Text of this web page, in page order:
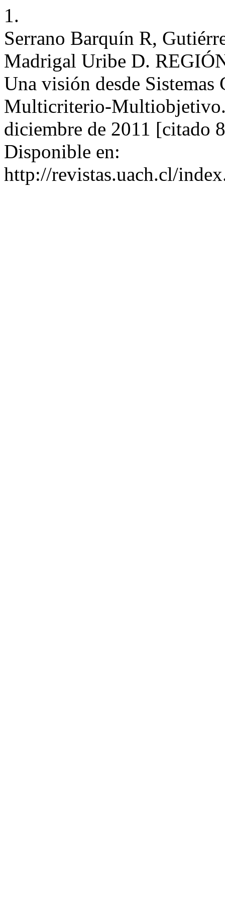
1.
Serrano Barquín R,
Madrigal Uribe D.
Una visión desde
Multicriterio-
diciembre de 2011 [citado
Disponible en:
http://revistas.uach.cl/